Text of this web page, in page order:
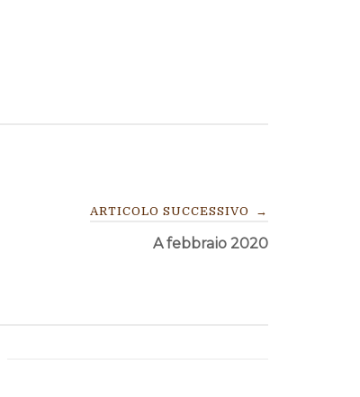
ARTICOLO SUCCESSIVO →
A febbraio 2020